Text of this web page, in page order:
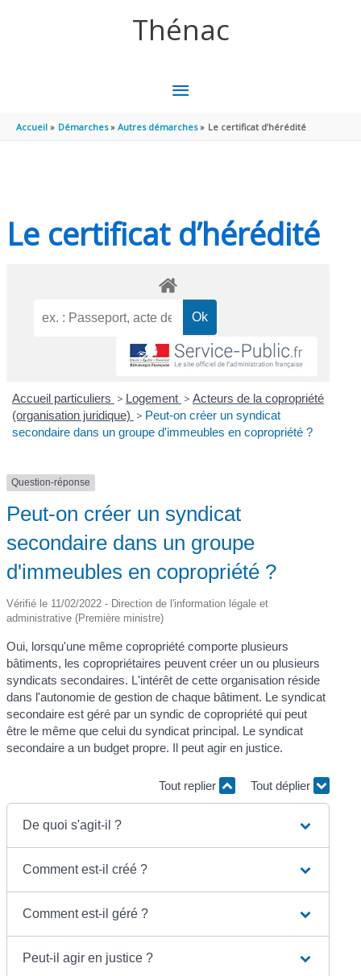
Thénac
MENU
PRINCIPAL
Accueil Démarches Autres démarches Le certificat d’hérédité
Le certificat d’hérédité
Accueil particuliers > Logement > Acteurs de la copropriété
(organisation juridique) > Peut-on créer un syndicat
secondaire dans un groupe d'immeubles en copropriété ?
Question-réponse
Peut-on créer un syndicat
secondaire dans un groupe
d'immeubles en copropriété ?
Vérifié le 11/02/2022 - Direction de l'information légale et
administrative (Première ministre)
Oui, lorsqu'une même copropriété comporte plusieurs
bâtiments, les copropriétaires peuvent créer un ou plusieurs
syndicats secondaires. L'intérêt de cette organisation réside
dans l'autonomie de gestion de chaque bâtiment. Le syndicat
secondaire est géré par un syndic de copropriété qui peut
être le même que celui du syndicat principal. Le syndicat
secondaire a un budget propre. Il peut agir en justice.
Tout replier Tout déplier
De quoi s'agit-il ?
Comment est-il créé ?
Comment est-il géré ?
Peut-il agir en justice ?